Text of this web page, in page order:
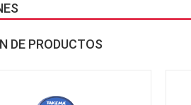
DE PRODUCTOS